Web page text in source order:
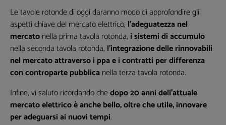
Le tavole rotonde di oggi daranno modo di approfondire gli
aspetti chiave del mercato elettrico, l’adeguatezza nel
mercatonella prima tavola rotonda, i sistemi di accumulo
nella seconda tavola rotonda, l’integrazione delle rinnovabili
nel mercato attraverso i ppa e i contratti per differenza
con controparte pubblicanella terza tavola rotonda.
Infine, vi saluto ricordando chedopo 20 anni dell’attuale
mercato elettrico è anche bello, oltre che utile, innovare
per adeguarsi ai nuovi tempi.